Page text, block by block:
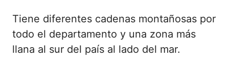
Tiene diferentes cadenas montañosas por
todo el departamento y una zona más
llana al sur del país al lado del mar.